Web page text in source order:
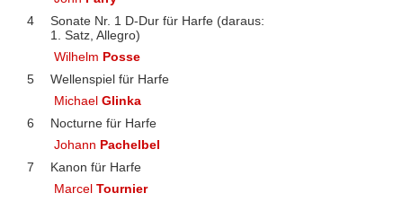
4
Sonate Nr. 1 D-Dur für Harfe (daraus:
1. Satz, Allegro)
Wilhelm Posse
5
Wellenspiel für Harfe
MichaelGlinka
6
Nocturne für Harfe
Johann Pachelbel
7
Kanon für Harfe
MarcelTournier